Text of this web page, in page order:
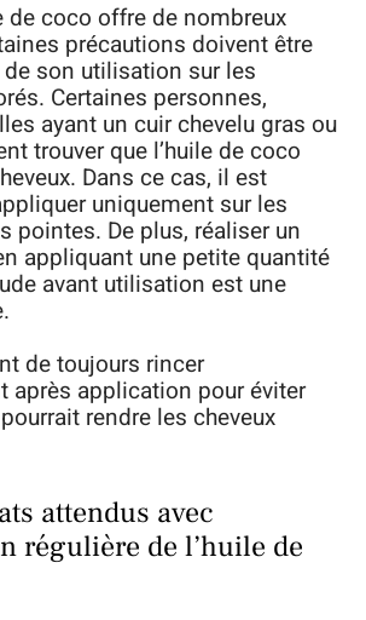
de coco offre de nombreux
précautions doivent être
son utilisation sur les
Certaines personnes,
ayant un cuir chevelu gras ou
trouver que l’huile de coco
Dans ce cas, il est
uniquement sur les
pointes. De plus, réaliser un
appliquant une petite quantité
avant utilisation est une
de toujours rincer
après application pour éviter
rendre les cheveux
attendus avec
régulière de l’huile de